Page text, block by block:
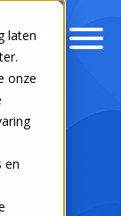
laten
onze
en